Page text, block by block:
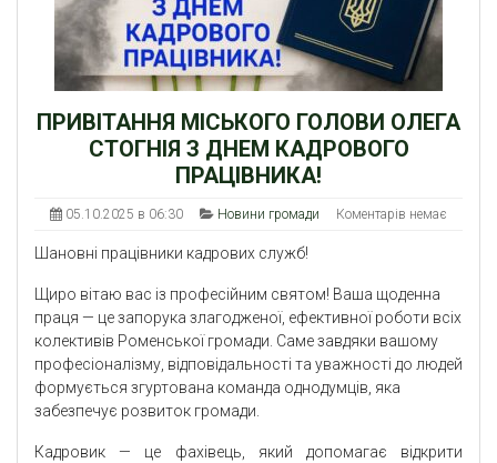
ПРИВІТАННЯ МІСЬКОГО ГОЛОВИ ОЛЕГА
СТОГНІЯ З ДНЕМ КАДРОВОГО
ПРАЦІВНИКА!
05.10.2025 в 06:30 Новини громади Коментарів немає
Шановні працівники кадрових служб!
Щиро вітаю вас із професійним святом! Ваша щоденна
праця — це запорука злагодженої, ефективної роботи всіх
колективів Роменської громади. Саме завдяки вашому
професіоналізму, відповідальності та уважності до людей
формується згуртована команда однодумців, яка
забезпечує розвиток громади.
Кадровик — це фахівець, який допомагає відкрити